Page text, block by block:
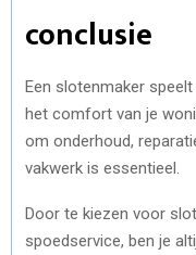
conclusie
Een slotenmaker
het comfort van je
om onderhoud,
vakwerk is essentieel.
Door te kiezen voor
spoedservice, ben je